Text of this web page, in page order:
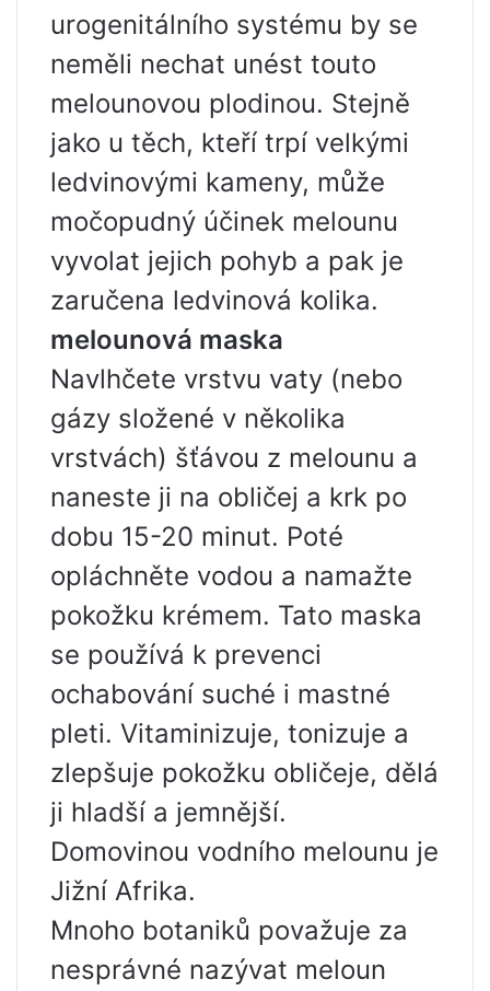
urogenitálního systému by se
neměli nechat unést touto
melounovou plodinou. Stejně
jako u těch, kteří trpí velkými
ledvinovými kameny, může
močopudný účinek melounu
vyvolat jejich pohyb a pak je
zaručena ledvinová kolika.
melounová maska
Navlhčete vrstvu vaty (nebo
gázy složené v několika
vrstvách) šťávou z melounu a
naneste ji na obličej a krk po
dobu 15-20 minut. Poté
opláchněte vodou a namažte
pokožku krémem. Tato maska ​​
se používá k prevenci
ochabování suché i mastné
pleti. Vitaminizuje, tonizuje a
zlepšuje pokožku obličeje, dělá
ji hladší a jemnější.
Domovinou vodního melounu je
Jižní Afrika.
Mnoho botaniků považuje za
nesprávné nazývat meloun